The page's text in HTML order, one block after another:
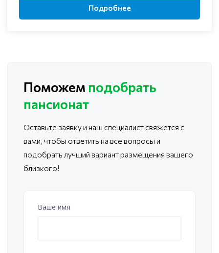
Подробнее
Поможем подобрать
пансионат
Оставьте заявку и наш специалист свяжется с
вами, чтобы ответить на все вопросы и
подобрать лучший вариант размещения вашего
близкого!